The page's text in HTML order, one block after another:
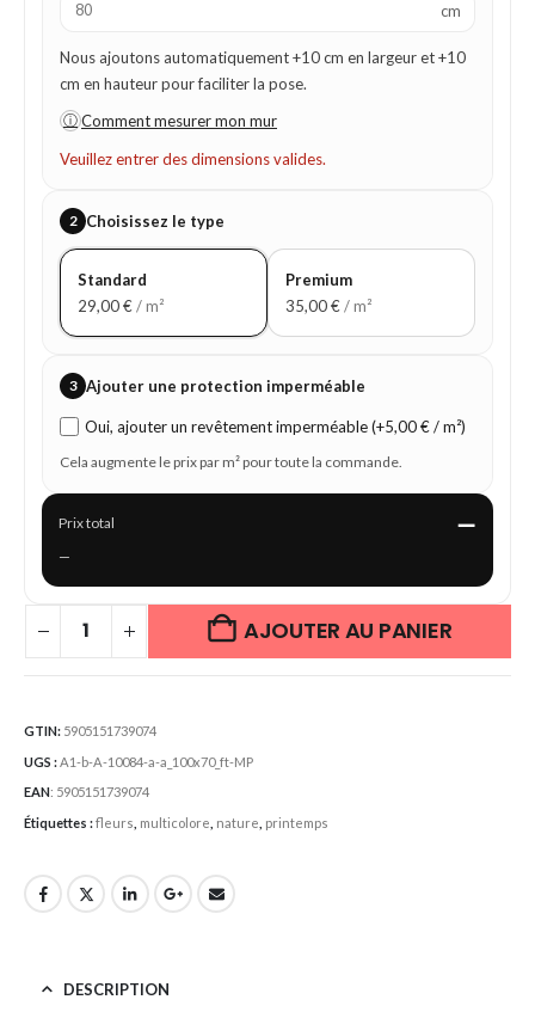
cm
Nous ajoutons automatiquement +10 cm en largeur et +10
cm en hauteur pour faciliter la pose.
ⓘ Comment mesurer mon mur
Veuillez entrer des dimensions valides.
2 Choisissez le type
Standard
29,00€/ m²
Premium
35,00€/ m²
3 Ajouter une protection imperméable
Oui, ajouter un revêtement imperméable (+5,00 € / m²)
Cela augmente le prix par m² pour toute la commande.
Prix total —
—
AJOUTER AU PANIER
GTIN: 5905151739074
UGS :A1-b-A-10084-a-a_100x70_ft-MP
EAN: 5905151739074
Étiquettes :fleurs multicolore nature printemps
DESCRIPTION